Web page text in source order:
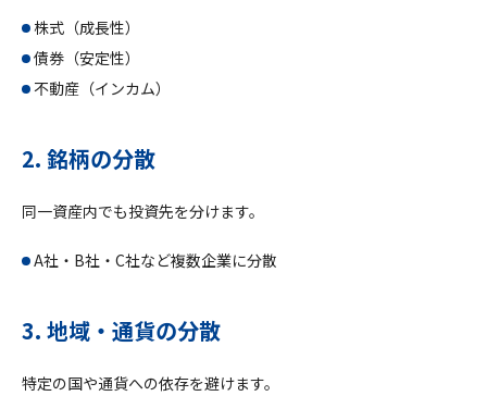
株式（成長性）
債券（安定性）
不動産（インカム）
2. 銘柄の分散
同一資産内でも投資先を分けます。
A社・B社・C社など複数企業に分散
3. 地域・通貨の分散
特定の国や通貨への依存を避けます。